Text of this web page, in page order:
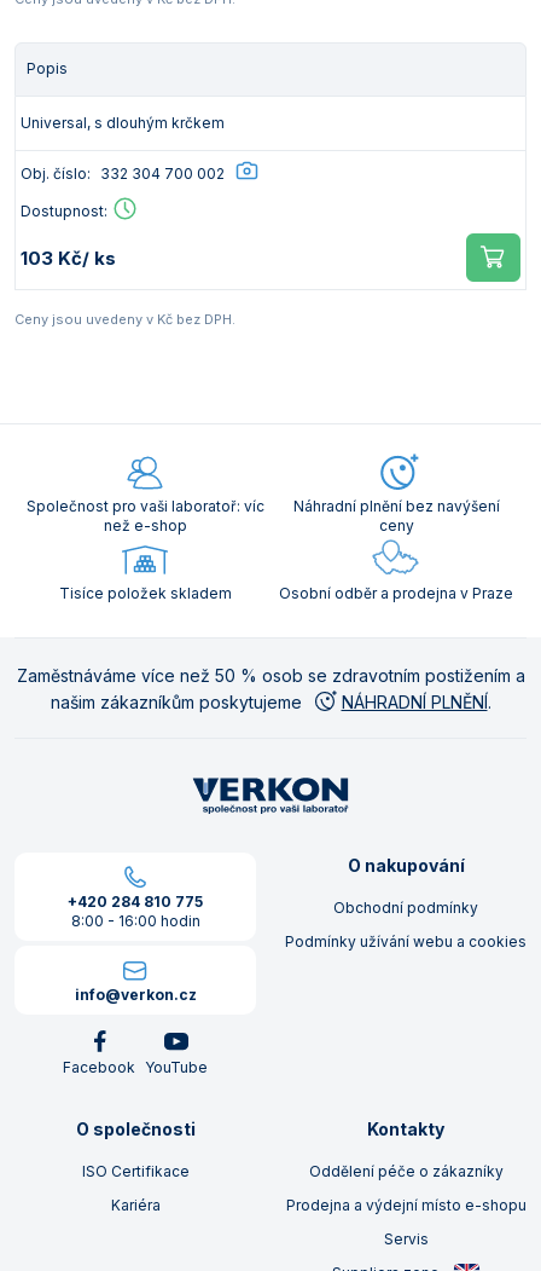
Popis
Universal, s dlouhým krčkem
Obj. číslo: 332 304 700 002
Dostupnost:
103 Kč/ ks
Ceny jsou uvedeny v Kč bez DPH.
Společnost pro vaši laboratoř: víc
než e-shop
Náhradní plnění bez navýšení
ceny
Tisíce položek skladem Osobní odběr a prodejna v Praze
Zaměstnáváme více než 50 % osob se zdravotním postižením a
našim zákazníkům poskytujeme
NÁHRADNÍ PLNĚNÍ.
+420 284 810 775
8:00 - 16:00 hodin
info@verkon.cz
Facebook YouTube
O nakupování
Obchodní podmínky
Podmínky užívání webu a cookies
O společnosti
ISO Certifikace
Kariéra
Kontakty
Oddělení péče o zákazníky
Prodejna a výdejní místo e-shopu
Servis